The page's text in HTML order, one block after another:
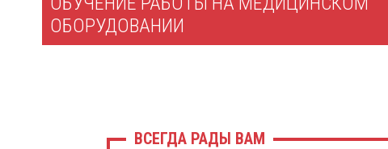
ОБОРУДОВАНИИ
ВСЕГДА РАДЫ ВАМ